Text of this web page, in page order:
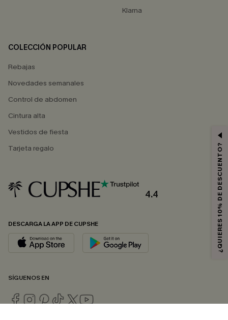
Klarna
COLECCIÓN POPULAR
Rebajas
Novedades semanales
Control de abdomen
Cintura alta
Vestidos de fiesta
Tarjeta regalo
4.4
DESCARGA LA APP DE CUPSHE
SÍGUENOS EN
¿QUIERES 10% DE DESCUENTO?